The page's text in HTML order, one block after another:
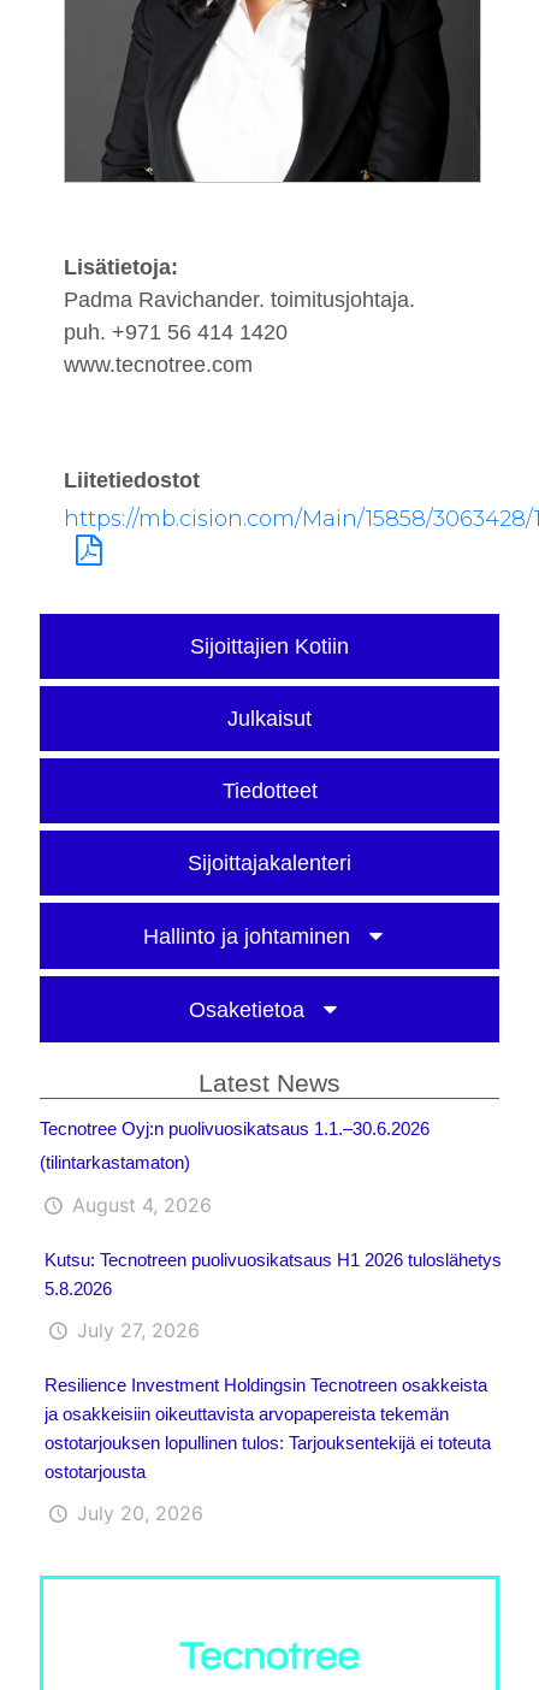
Sijoittajien Kotiin
Julkaisut
Tiedotteet
Sijoittajakalenteri
Hallinto ja johtaminen
Osaketietoa
Latest News
Tecnotree Oyj:n puolivuosikatsaus 1.1.–30.6.2026
(tilintarkastamaton)
August 4, 2026
Kutsu: Tecnotreen puolivuosikatsaus H1 2026 tuloslähetys
5.8.2026
July 27, 2026
Resilience Investment Holdingsin Tecnotreen osakkeista
ja osakkeisiin oikeuttavista arvopapereista tekemän
ostotarjouksen lopullinen tulos: Tarjouksentekijä ei toteuta
ostotarjousta
July 20, 2026
Lisätietoja:
Padma Ravichander. toimitusjohtaja.
puh. +971 56 414 1420
www.tecnotree.com
Liitetiedostot
https://mb.cision.com/Main/15858/3063428/